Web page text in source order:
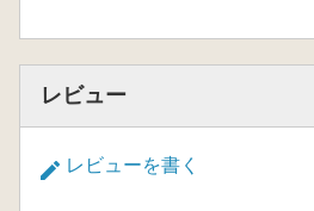
レビュー
レビューを書く